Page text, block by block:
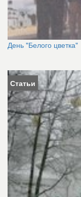
День "Белого цветка"
Статьи